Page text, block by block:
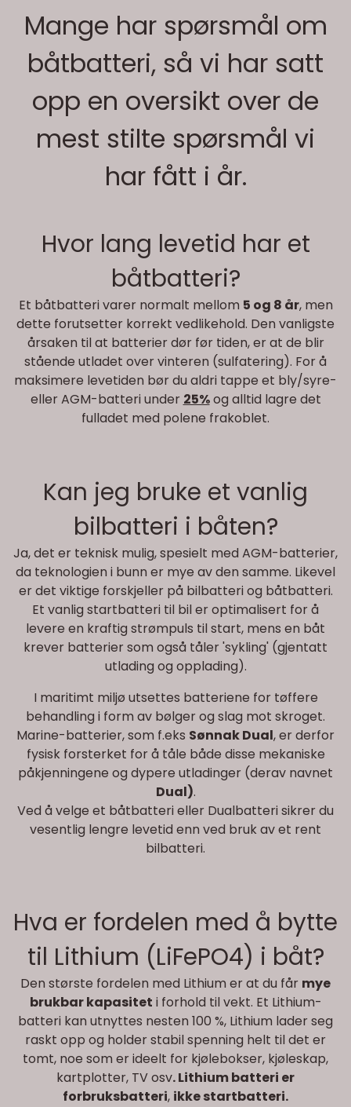
Mange har spørsmål om
båtbatteri, så vi har satt
opp en oversikt over de
mest stilte spørsmål vi
har fått i år.
Hvor lang levetid har et
båtbatteri?
Et båtbatteri varer normalt mellom 5 og 8 år, men
dette forutsetter korrekt vedlikehold. Den vanligste
årsaken til at batterier dør før tiden, er at de blir
stående utladet over vinteren (sulfatering). For å
maksimere levetiden bør du aldri tappe et bly/syre-
eller AGM-batteri under 25%og alltid lagre det
fulladet med polene frakoblet.
Kan jeg bruke et vanlig
bilbatteri i båten?
Ja, det er teknisk mulig, spesielt med AGM-batterier,
da teknologien i bunn er mye av den samme. Likevel
er det viktige forskjeller på bilbatteri og båtbatteri.
Et vanlig startbatteri til bil er optimalisert for å
levere en kraftig strømpuls til start, mens en båt
krever batterier som også tåler 'sykling' (gjentatt
utlading og opplading).
I maritimt miljø utsettes batteriene for tøffere
behandling i form av bølger og slag mot skroget.
Marine-batterier, som f.eks Sønnak Dual, er derfor
fysisk forsterket for å tåle både disse mekaniske
påkjenningene og dypere utladinger (derav navnet
Dual).
Ved å velge et båtbatteri eller Dualbatteri sikrer du
vesentlig lengre levetid enn ved bruk av et rent
bilbatteri.
Hva er fordelen med å bytte
til Lithium (LiFePO4) i båt?
Den største fordelen med Lithium er at du får mye
brukbar kapasitet i forhold til vekt. Et Lithium-
batteri kan utnyttes nesten 100 %, Lithium lader seg
raskt opp og holder stabil spenning helt til det er
tomt, noe som er ideelt for kjølebokser, kjøleskap,
kartplotter, TV osv. Lithium batteri er
forbruksbatteri, ikke startbatteri.